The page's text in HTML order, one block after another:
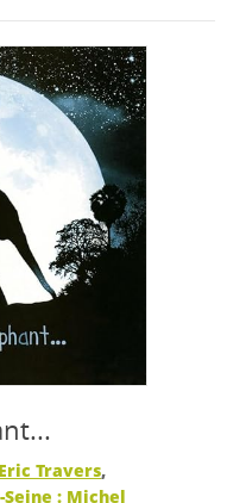
Eric Travers,
: Michel